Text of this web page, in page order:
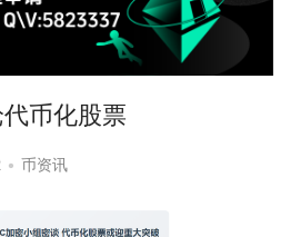
币化股票
• 币资讯